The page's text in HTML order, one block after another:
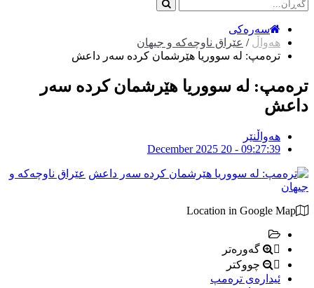
سەرەکی
هەواڵ / عێراق ناوچەکە و جیهان
ترەمپ: لە سووریا هێرشمان كردە سەر داعش
ترەمپ: لە سووریا هێرشمان كردە سەر
داعش
هەواڵنێر
December 2025 20 - 09:27:39
عێراق ناوچەکە و
جیهان
Location in Google Map
گەورەتر
چووکتر
ئیدارەی ترەمپ